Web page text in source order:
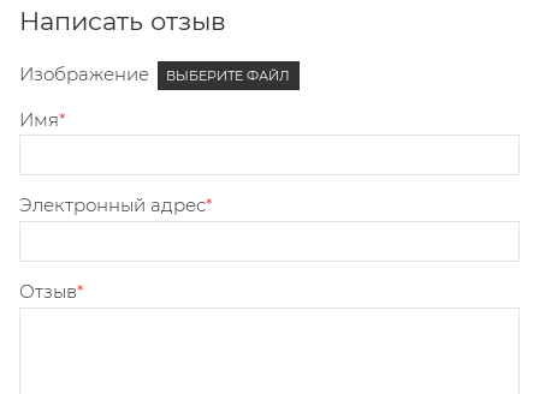
Написать отзыв
Изображение ВЫБЕРИТЕ ФАЙЛ
Имя
Электронный адрес
Отзыв